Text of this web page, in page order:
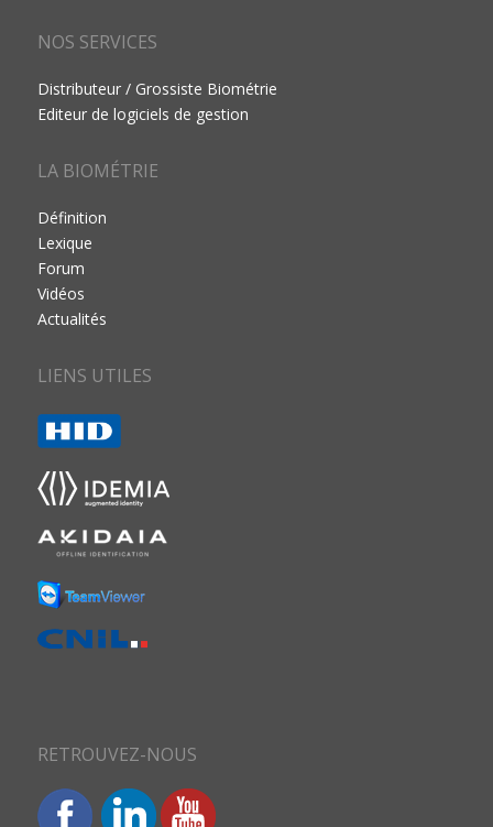
NOS SERVICES
Distributeur / Grossiste Biométrie
Editeur de logiciels de gestion
LA BIOMÉTRIE
Définition
Lexique
Forum
Vidéos
Actualités
LIENS UTILES
RETROUVEZ-NOUS